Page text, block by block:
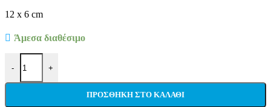
12 x 6 cm
Άμεσα διαθέσιμο
-
Ανδρικό Παπιγιόν Original Men's Fashion Black Stripes σε Χρώμα
+
ΠΡΟΣΘΉΚΗ ΣΤΟ ΚΑΛΆΘΙ